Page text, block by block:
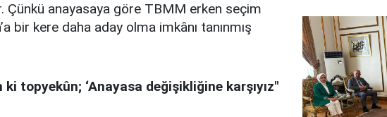
Çünkü anayasaya göre TBMM erken seçim
bir kere daha aday olma imkânı tanınmış
topyekûn; ‘Anayasa değişikliğine karşıyız"